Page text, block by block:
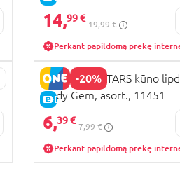
Astral Bal, 11142
14,99 €
19,99 €
Perkant papildomą prekę
-20%
E-KAINA
NEBULOUS STARS kūno
Body Gem, asort., 11451
6,39 €
7,99 €
Perkant papildomą prekę